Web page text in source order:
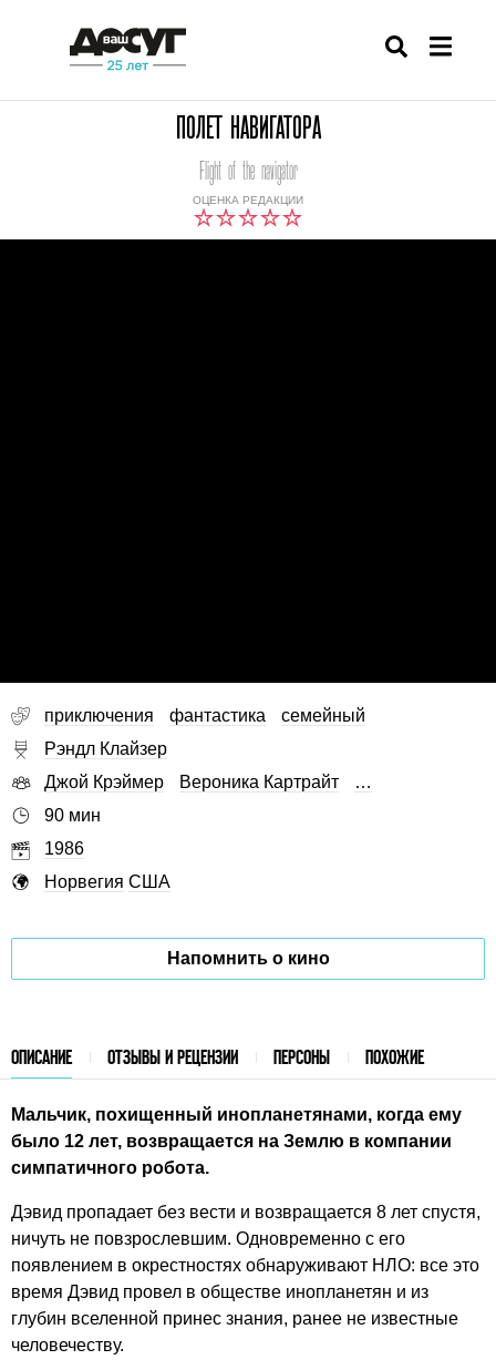
ПОЛЕТ НАВИГАТОРА
ОЦЕНКА РЕДАКЦИИ
Flight of the navigator
приключения фантастика
семейный
Рэндл Клайзер
Джой Крэймер
Вероника Картрайт
…
90 мин
1986
Норвегия США
Напомнить о кино
ОПИСАНИЕ ОТЗЫВЫ И РЕЦЕНЗИИ ПЕРСОНЫ ПОХОЖИЕ
Мальчик, похищенный инопланетянами, когда ему
было 12 лет, возвращается на Землю в компании
симпатичного робота.
Дэвид пропадает без вести и возвращается 8 лет спустя,
ничуть не повзрослевшим. Одновременно с его
появлением в окрестностях обнаруживают НЛО: все это
время Дэвид провел в обществе инопланетян и из
глубин вселенной принес знания, ранее не известные
человечеству.